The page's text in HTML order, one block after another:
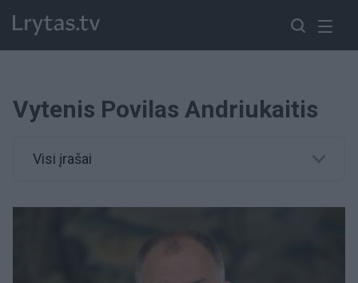
Vytenis Povilas Andriukaitis
Visi įrašai